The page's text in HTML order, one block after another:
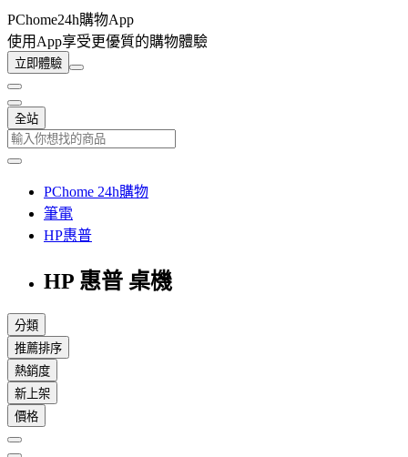
PChome24h購物App
使用App享受更優質的購物體驗
立即體驗
全站
PChome 24h購物
筆電
HP惠普
HP 惠普 桌機
分類
推薦排序
熱銷度
新上架
價格